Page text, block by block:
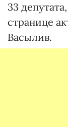
33
странице
Васылив.